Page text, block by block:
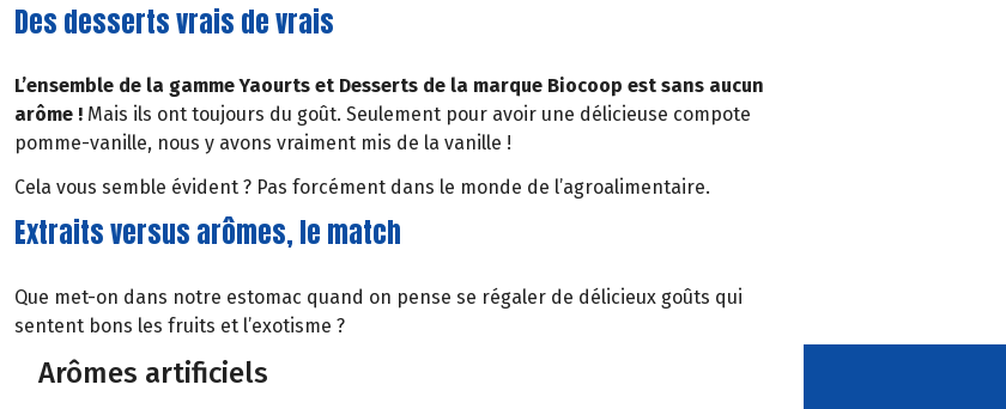
Des desserts vrais de vrais
L’ensemble de la gamme Yaourts et Desserts de la marque Biocoop est sans aucun
arôme ! Mais ils ont toujours du goût. Seulement pour avoir une délicieuse compote
pomme-vanille, nous y avons vraiment mis de la vanille !
Cela vous semble évident ? Pas forcément dans le monde de l’agroalimentaire.
Extraits versus arômes, le match
Que met-on dans notre estomac quand on pense se régaler de délicieux goûts qui
sentent bons les fruits et l’exotisme ?
Arômes artificiels